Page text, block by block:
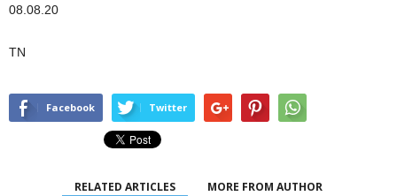
08.08.20
TN
Facebook Twitter
RELATED ARTICLES MORE FROM AUTHOR